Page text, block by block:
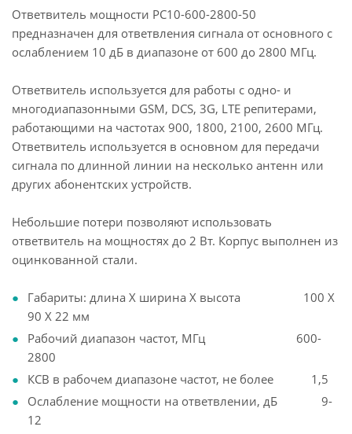
Ответвитель мощности PC10-600-2800-50
предназначен для ответвления сигнала от основного с
ослаблением 10 дБ в диапазоне от 600 до 2800 МГц.
Ответвитель используется для работы с одно- и
многодиапазонными GSM, DCS, 3G, LTE репитерами,
работающими на частотах 900, 1800, 2100, 2600 МГц.
Ответвитель используется в основном для передачи
сигнала по длинной линии на несколько антенн или
других абонентских устройств.
Небольшие потери позволяют использовать
ответвитель на мощностях до 2 Вт. Корпус выполнен из
оцинкованной стали.
Габариты: длина X ширина X высота 100 X
90 X 22 мм
Рабочий диапазон частот, МГц 600-
2800
КСВ в рабочем диапазоне частот, не более 1,5
Ослабление мощности на ответвлении, дБ 9-
12